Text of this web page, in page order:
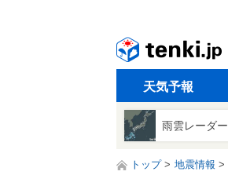
天気予報
雨雲レーダー
トップ 地震情報